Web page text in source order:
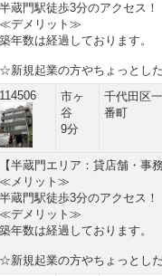
半蔵門駅徒歩3分のアクセス！
≪デメリット≫
築年数は経過しております。
☆新規起業の方やちょっとし
114506
市ヶ
谷
9分
千代田区一
番町
【半蔵門エリア：貸店舗・事務
≪メリット≫
半蔵門駅徒歩3分のアクセス！
≪デメリット≫
築年数は経過しております。
☆新規起業の方やちょっとし